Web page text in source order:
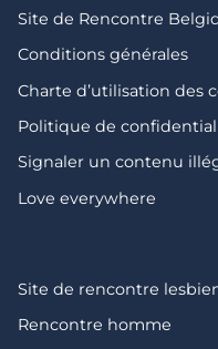
Site de Rencontre
Conditions générales
Charte d’utilisation des
Politique de
Signaler un contenu
Love everywhere
Site de rencontre
Rencontre homme